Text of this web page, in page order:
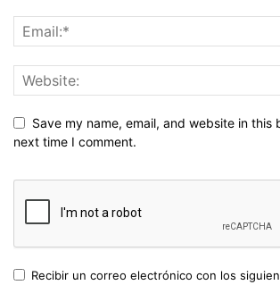
Save my name, email, and website in this
next time I comment.
Recibir un correo electrónico con los